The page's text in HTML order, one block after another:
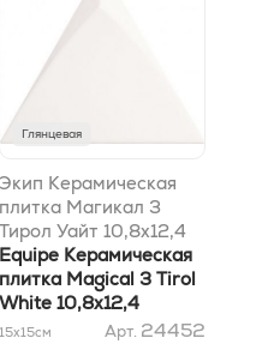
Глянцевая
Экип Керамическая
плитка Магикал 3
Тирол Уайт 10,8х12,4
Equipe Керамическая
плитка Magical 3 Tirol
White 10,8х12,4
15x15см Арт. 24452